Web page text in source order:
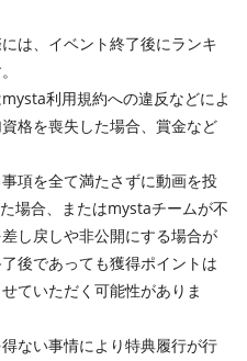
は、イベント終了後にランキ
利用規約への違反などによ
格を喪失した場合、賞金など
項を全て満たさずに動画を投
場合、またはmystaチームが不
し戻しや非公開にする場合が
後であっても獲得ポイントは
ていただく可能性がありま
ない事情により特典履行が行